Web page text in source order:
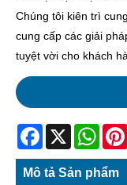
Chúng tôi kiên trì
cung cấp các giải
tuyệt vời cho khách
Facebook
X
Mô tả Sản phẩm